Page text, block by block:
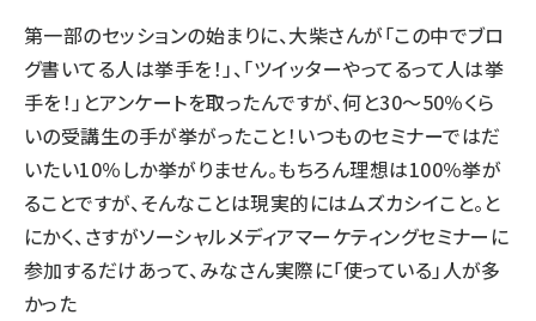
第一部のセッションの始まりに、大柴さんが「この中でブロ
グ書いてる人は挙手を！」、「ツイッターやってるって人は挙
手を！」とアンケートを取ったんですが、何と30～50％くら
いの受講生の手が挙がったこと！いつものセミナーではだ
いたい10％しか挙がりません。もちろん理想は100％挙が
ることですが、そんなことは現実的にはムズカシイこと。と
にかく、さすがソーシャルメディアマーケティングセミナーに
参加するだけあって、みなさん実際に「使っている」人が多
かった